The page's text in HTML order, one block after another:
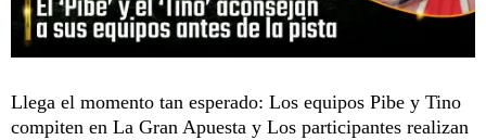
Llega el momento tan esperado: Los equipos Pibe y Tino
compiten en La Gran Apuesta y Los participantes realizan